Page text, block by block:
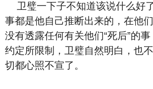
卫璧一下子不知道该说什么好
事都是他自己推断出来的，在他
没有透露任何有关他们“死后”的
约定所限制，卫璧自然明白，也
切都心照不宣了。